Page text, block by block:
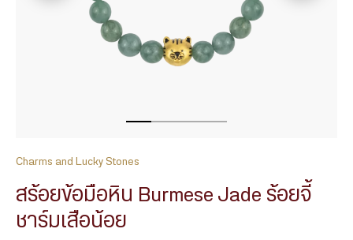
Charms and Lucky Stones
สร้อยข้อมือหิน Burmese Jade ร้อยจี้
ชาร์มเสือน้อย